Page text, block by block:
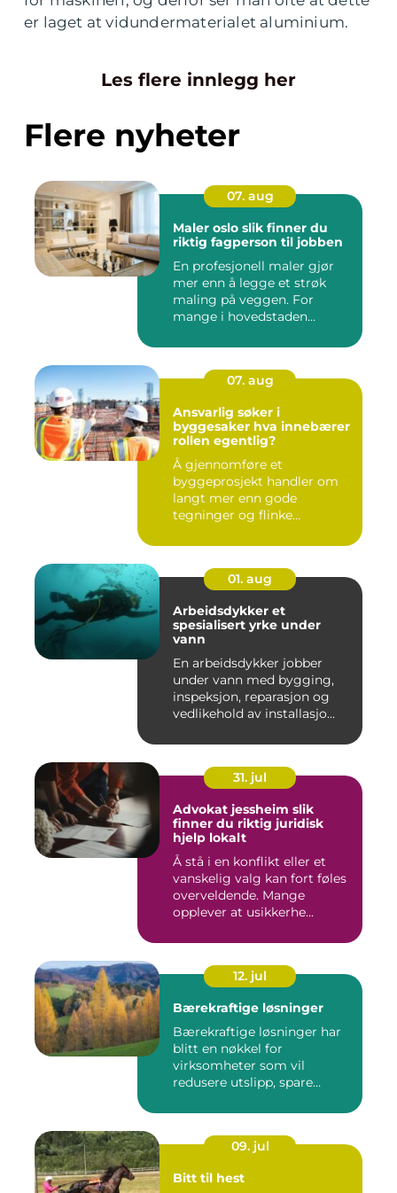
er laget at vidundermaterialet aluminium.
Les flere innlegg her
Flere nyheter
07. aug
Maler oslo slik finner du
riktig fagperson til jobben
En profesjonell maler gjør
mer enn å legge et strøk
maling på veggen. For
mange i hovedstaden
07. aug
Ansvarlig søker i
byggesaker hva innebærer
rollen egentlig?
Å gjennomføre et
byggeprosjekt handler om
langt mer enn gode
tegninger og flinke
01. aug
Arbeidsdykker et
spesialisert yrke under
vann
En arbeidsdykker jobber
under vann med bygging,
inspeksjon, reparasjon og
vedlikehold av installasjo...
31. jul
Advokat jessheim slik
finner du riktig juridisk
hjelp lokalt
Å stå i en konflikt eller et
vanskelig valg kan fort føles
overveldende. Mange
opplever at usikkerhe...
12. jul
Bærekraftige løsninger
Bærekraftige løsninger har
blitt en nøkkel for
virksomheter som vil
redusere utslipp, spare
09. jul
Bitt til hest